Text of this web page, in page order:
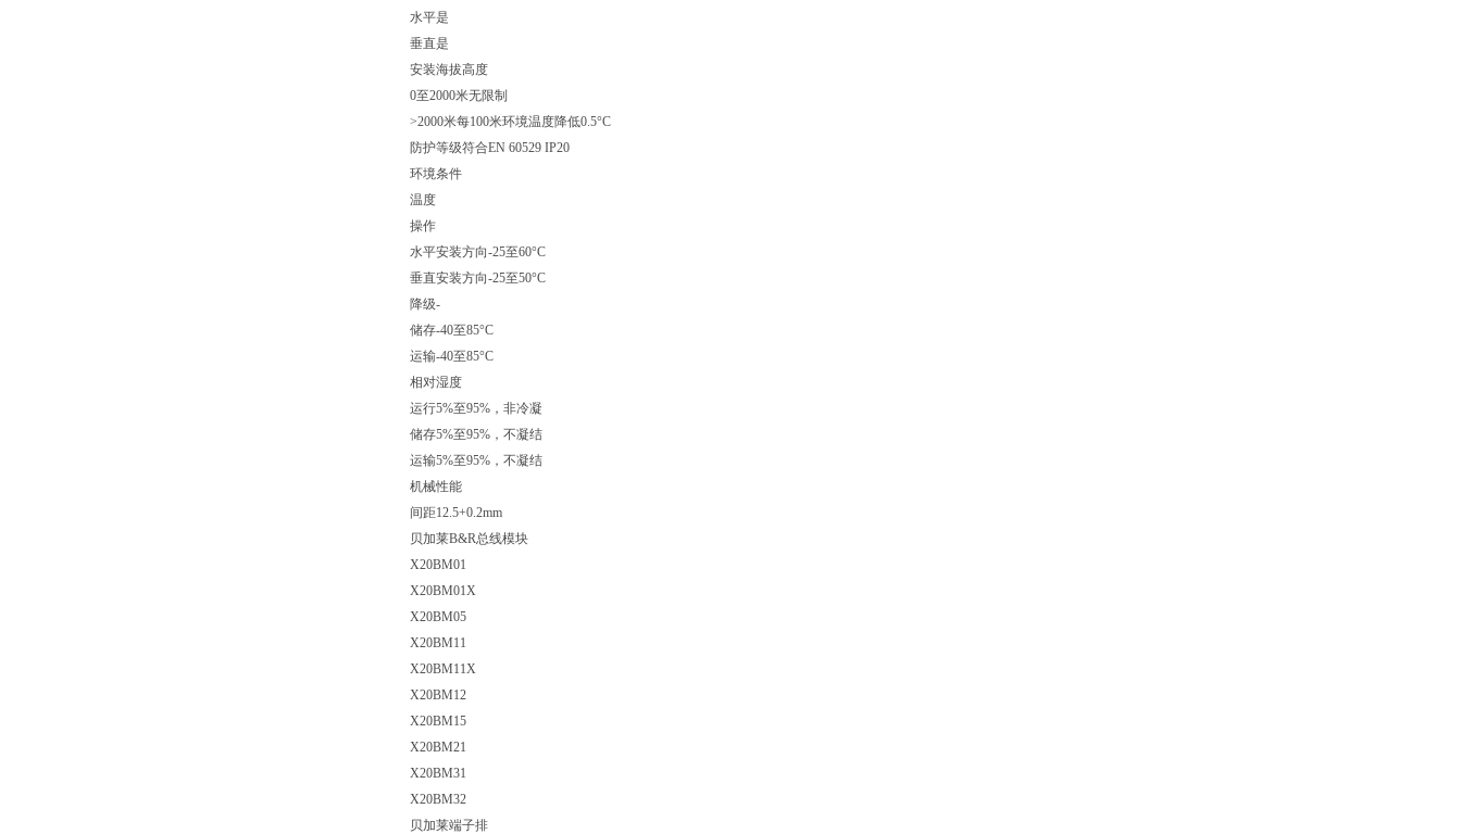
水平是
垂直是
安装海拔高度
0至2000米无限制
>2000米每100米环境温度降低0.5°C
防护等级符合EN 60529 IP20
环境条件
温度
操作
水平安装方向-25至60°C
垂直安装方向-25至50°C
降级-
储存-40至85°C
运输-40至85°C
相对湿度
运行5%至95%，非冷凝
储存5%至95%，不凝结
运输5%至95%，不凝结
机械性能
间距12.5+0.2mm
贝加莱B&R总线模块
X20BM01
X20BM01X
X20BM05
X20BM11
X20BM11X
X20BM12
X20BM15
X20BM21
X20BM31
X20BM32
贝加莱端子排